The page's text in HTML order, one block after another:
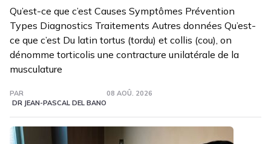
Qu’est-ce que c’est Causes Symptômes Prévention
Types Diagnostics Traitements Autres données Qu’est-
ce que c’est Du latin tortus (tordu) et collis (cou), on
dénomme torticolis une contracture unilatérale de la
musculature
PAR
DR JEAN-PASCAL DEL BANO
08 AOÛ. 2026